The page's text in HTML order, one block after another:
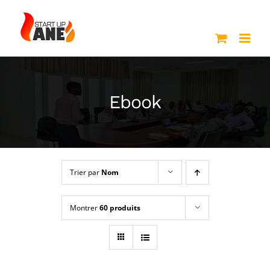
contenu
Ebook
Trier par Nom
Montrer60 produits